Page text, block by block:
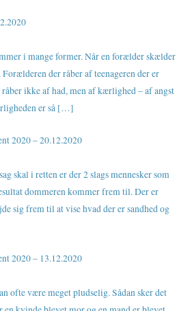
i mange former. Når en forælder skælder
der råber af teenageren der er
ikke af had, men af kærlighed – af angst
er så […]
2020 – 20.12.2020
skal i retten er der 2 slags mennesker som
dommeren kommer frem til. Der er
sig frem til at vise hvad der er sandhed og
2020 – 13.12.2020
ofte være meget pludselig. Sådan sker det